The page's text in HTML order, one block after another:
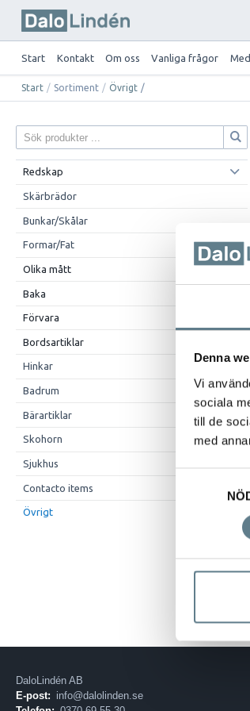
Denna
Vi
sociala
till de
med
Start Kontakt Om oss Vanliga frågor
Start / Sortiment / Övrigt /
Redskap
Skärbrädor
Bunkar/Skålar
Formar/Fat
Olika mått
Baka
Förvara
Bordsartiklar
Hinkar
Badrum
Bärartiklar
Skohorn
Sjukhus
Contacto items
Övrigt
DaloLindén AB
E-post: info@dalolinden.se